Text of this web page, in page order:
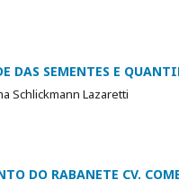
DAS SEMENTES E
Schlickmann Lazaretti
DO RABANETE CV.